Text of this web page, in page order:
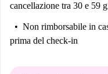
cancellazione tra 30 e 59
Non rimborsabile in
prima del check-in